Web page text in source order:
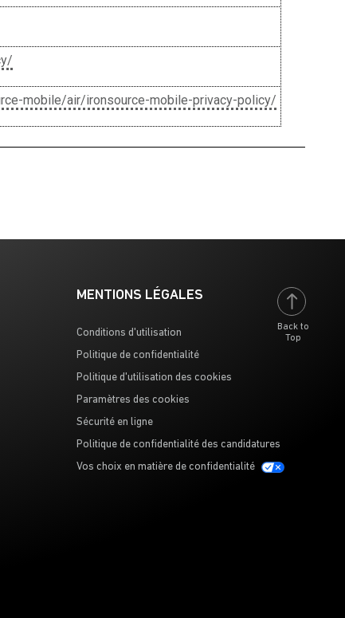
mobile/air/ironsource-mobile-privacy-policy/
Back to
Top
MENTIONS LÉGALES
Conditions d'utilisation
Politique de confidentialité
Politique d'utilisation des cookies
Paramètres des cookies
Sécurité en ligne
Politique de confidentialité des candidatures
Vos choix en matière de confidentialité